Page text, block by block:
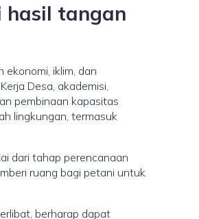
tangan
iklim, dan
Desa, akademisi,
pembinaan kapasitas
lingkungan, termasuk
dari tahap perencanaan
ruang bagi petani untuk
berharap dapat